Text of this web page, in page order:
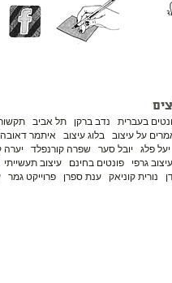
בעברית נדב ברקן תל אביב
על עיצוב בלוג עיצוב איתמר דאובה
יעל פלג יובל סער שפרה קורנפלד
יערה
עיצוב גרפי פונטים בחינם עיצוב תעשייתי
נורית קוניאק ענת ספרן פרוייקט גמר